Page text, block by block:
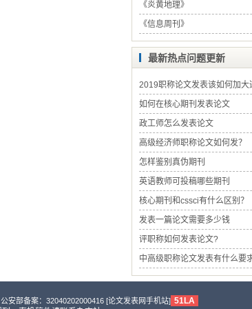
《炎黄地理》
《信息周刊 》
最新热点问题更新
2019职称论文发表该如何加大
如何在核心期刊发表论文
政工师怎么发表论文
高级经济师职称论文如何发？
怎样鉴别真伪期刊
英语教师可投稿哪些期刊
核心期刊和cssci有什么区别？
发表一篇论文需要多少钱
评职称如何发表论文?
中高级职称论文发表有什么要
公安部备案：32040202000416 [论文发表网手机站] 51LA